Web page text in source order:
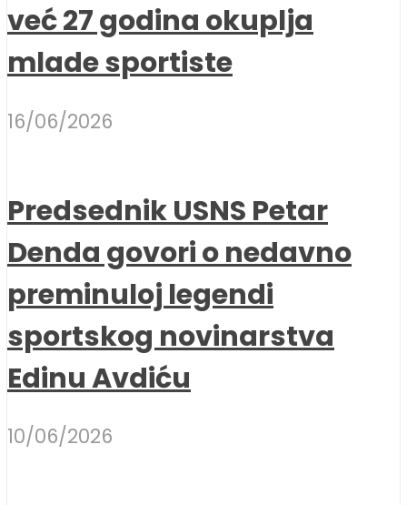
već 27 godina okuplja
mlade sportiste
16/06/2026
Predsednik USNS Petar
Denda govori o nedavno
preminuloj legendi
sportskog novinarstva
Edinu Avdiću
10/06/2026